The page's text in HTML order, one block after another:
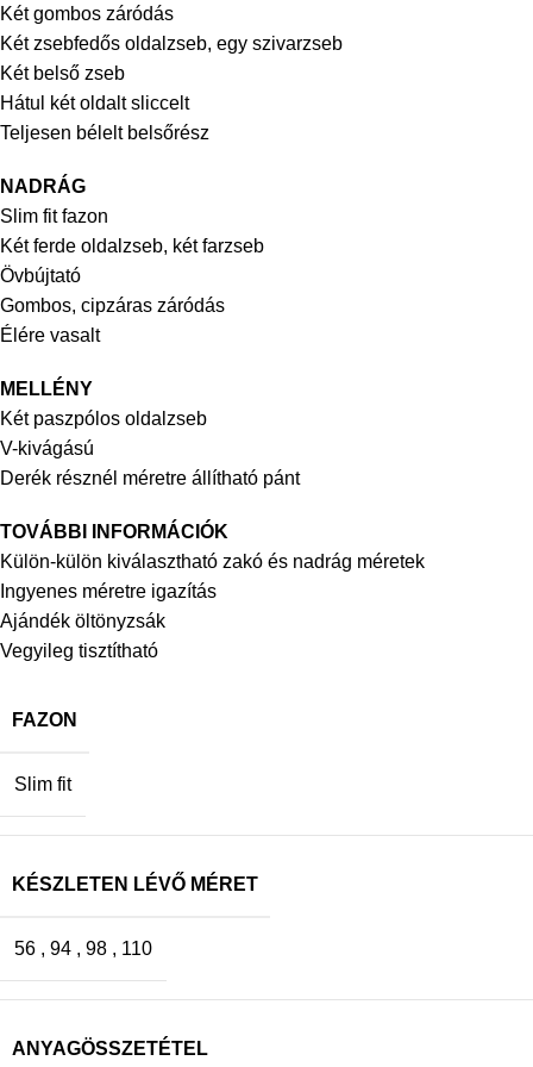
Két gombos záródás
Két zsebfedős oldalzseb, egy szivarzseb
Két belső zseb
Hátul két oldalt sliccelt
Teljesen bélelt belsőrész
NADRÁG
Slim fit fazon
Két ferde oldalzseb, két farzseb
Övbújtató
Gombos, cipzáras záródás
Élére vasalt
MELLÉNY
Két paszpólos oldalzseb
V-kivágású
Derék résznél méretre állítható pánt
TOVÁBBI INFORMÁCIÓK
Külön-külön kiválasztható zakó és nadrág méretek
Ingyenes méretre igazítás
Ajándék öltönyzsák
Vegyileg tisztítható
FAZON
Slim fit
KÉSZLETEN LÉVŐ MÉRET
56 , 94 , 98 , 110
ANYAGÖSSZETÉTEL